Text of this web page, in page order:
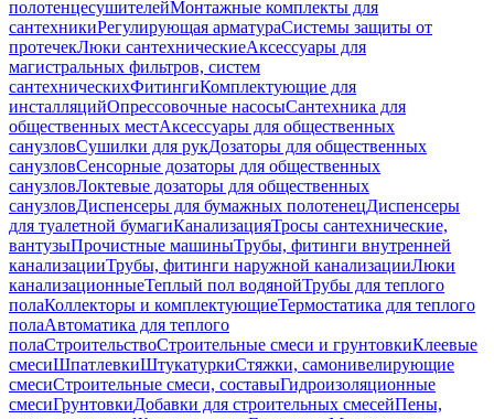
полотенцесушителейМонтажные комплекты для
сантехникиРегулирующая арматураСистемы защиты от
протечекЛюки сантехническиеАксессуары для
магистральных фильтров, систем
сантехническихФитингиКомплектующие для
инсталляцийОпрессовочные насосыСантехника для
общественных местАксессуары для общественных
санузловСушилки для рукДозаторы для общественных
санузловСенсорные дозаторы для общественных
санузловЛоктевые дозаторы для общественных
санузловДиспенсеры для бумажных полотенецДиспенсеры
для туалетной бумагиКанализацияТросы сантехнические,
вантузыПрочистные машиныТрубы, фитинги внутренней
канализацииТрубы, фитинги наружной канализацииЛюки
канализационныеТеплый пол водянойТрубы для теплого
полаКоллекторы и комплектующиеТермостатика для теплого
полаАвтоматика для теплого
полаСтроительствоСтроительные смеси и грунтовкиКлеевые
смесиШпатлевкиШтукатуркиСтяжки, самонивелирующие
смесиСтроительные смеси, составыГидроизоляционные
смесиГрунтовкиДобавки для строительных смесейПены,